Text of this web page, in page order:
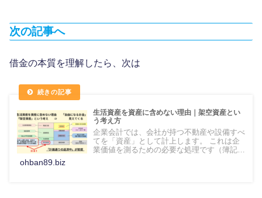
次の記事へ
借金の本質を理解したら、次は
生活資産を資産に含めない理由｜架空資産とい
う考え方
企業会計では、会社が持つ不動産や設備すべ
てを「資産」として計上します。 これは企
業価値を測るための必要な処理です（簿記
ohban89.biz